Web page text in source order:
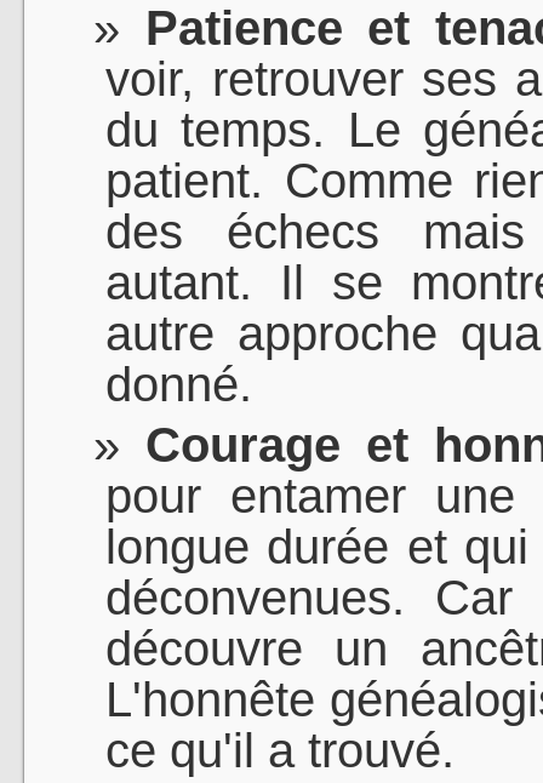
Patience et
voir, retrouver ses
du temps. Le
patient. Comme
des échecs
autant. Il se
autre approche
donné.
Courage et
pour entamer
longue durée et
déconvenues.
découvre un
L'honnête
ce qu'il a trouvé.